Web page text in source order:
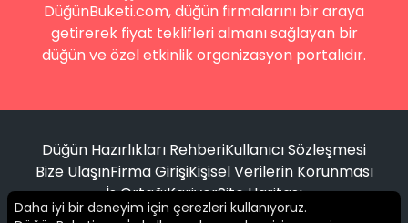
DüğünBuketi.com, düğün firmalarını bir araya
getirerek fiyat teklifleri almanı sağlayan bir
düğün ve özel etkinlik organizasyon portalıdır.
Düğün Hazırlıkları RehberiKullanıcı Sözleşmesi
Bize UlaşınFirma GirişiKişisel Verilerin Korunması
İş OrtağıKariyerSite Haritası
Daha iyi bir deneyim için çerezleri kullanıyoruz.